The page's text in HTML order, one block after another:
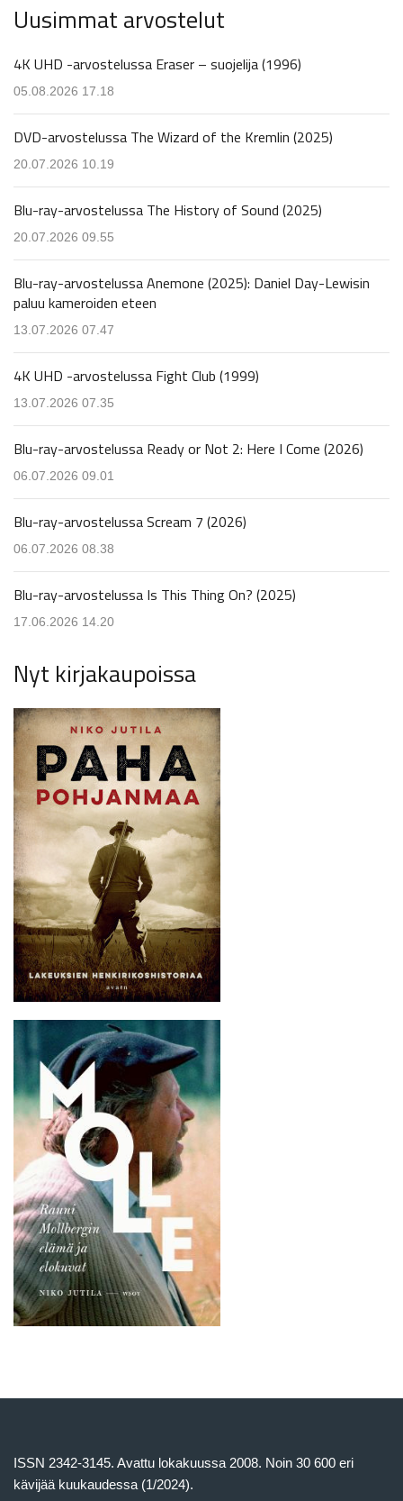
Uusimmat arvostelut
4K UHD -arvostelussa Eraser – suojelija (1996)
05.08.2026 17.18
DVD-arvostelussa The Wizard of the Kremlin (2025)
20.07.2026 10.19
Blu-ray-arvostelussa The History of Sound (2025)
20.07.2026 09.55
Blu-ray-arvostelussa Anemone (2025): Daniel Day-Lewisin
paluu kameroiden eteen
13.07.2026 07.47
4K UHD -arvostelussa Fight Club (1999)
13.07.2026 07.35
Blu-ray-arvostelussa Ready or Not 2: Here I Come (2026)
06.07.2026 09.01
Blu-ray-arvostelussa Scream 7 (2026)
06.07.2026 08.38
Blu-ray-arvostelussa Is This Thing On? (2025)
17.06.2026 14.20
Nyt kirjakaupoissa
ISSN 2342-3145. Avattu lokakuussa 2008. Noin 30 600 eri
kävijää kuukaudessa (1/2024).